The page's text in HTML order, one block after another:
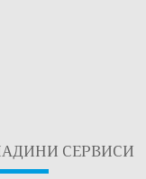
СЕРВИСИ